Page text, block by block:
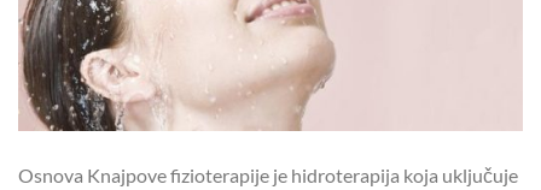
Osnova Knajpove fizioterapije je hidroterapija koja uključuje